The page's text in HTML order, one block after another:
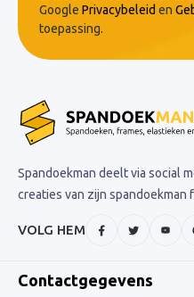
Google Privacybeleid en
toepassing.
Spandoekman deelt via social
creaties van zijn spandoekman
VOLG HEM
Contactgegevens